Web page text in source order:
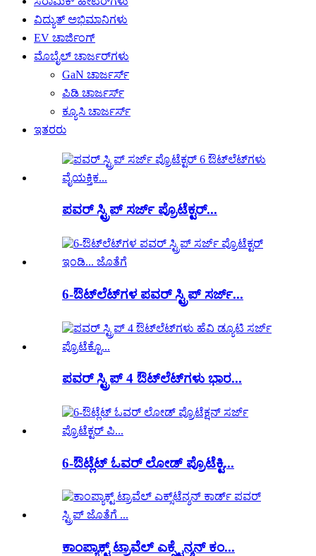
ವಿದ್ಯುತ್ ಅಭಿಮಾನಿಗಳು
EV ಚಾರ್ಜಿಂಗ್
ಮೊಬೈಲ್ ಚಾರ್ಜರ್‌ಗಳು
GaN ಚಾರ್ಜರ್ಸ್
ಪಿಡಿ ಚಾರ್ಜರ್ಸ್
ಕ್ಯೂಸಿ ಚಾರ್ಜರ್ಸ್
ಇತರರು
ಪವರ್ ಸ್ಟ್ರಿಪ್ ಸರ್ಜ್ ಪ್ರೊಟೆಕ್ಟರ್...
6-ಔಟ್‌ಲೆಟ್‌ಗಳ ಪವರ್ ಸ್ಟ್ರಿಪ್ ಸರ್ಜ್...
ಪವರ್ ಸ್ಟ್ರಿಪ್ 4 ಔಟ್‌ಲೆಟ್‌ಗಳು ಭಾರ...
6-ಔಟ್ಲೆಟ್ ಓವರ್ ಲೋಡ್ ಪ್ರೊಟೆಕ್ಟಿ...
ಕಾಂಪ್ಯಾಕ್ಟ್ ಟ್ರಾವೆಲ್ ಎಕ್ಸ್ಟೆನ್ಶನ್ ಕಂ...